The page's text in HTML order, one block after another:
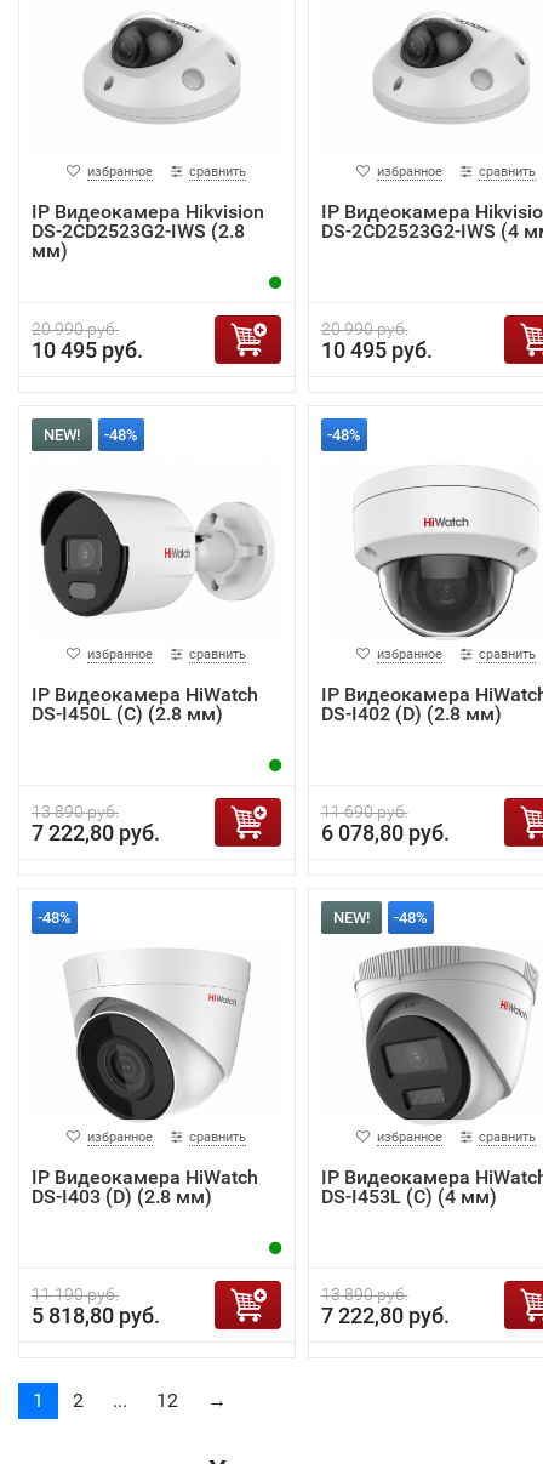
избранное сравнить
IP Видеокамера Hikvision
DS-2CD2523G2-IWS (2.8
мм)
20 990 руб.
10 495 руб.
избранное сравнить
IP Видеокамера
DS-2CD2523G2-IWS (4
20 990 руб.
10 495 руб.
NEW! -48%
избранное сравнить
IP Видеокамера HiWatch
DS-I450L (C) (2.8 мм)
13 890 руб.
7 222,80 руб.
-48%
избранное сравнить
IP Видеокамера
DS-I402 (D) (2.8 мм)
11 690 руб.
6 078,80 руб.
-48%
избранное сравнить
IP Видеокамера HiWatch
DS-I403 (D) (2.8 мм)
11 190 руб.
5 818,80 руб.
NEW! -48%
избранное сравнить
IP Видеокамера
DS-I453L (C) (4 мм)
13 890 руб.
7 222,80 руб.
1 2 ... 12 →